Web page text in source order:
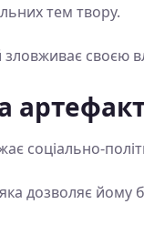
тем твору.
зловживає
соціально-
дозволяє йому